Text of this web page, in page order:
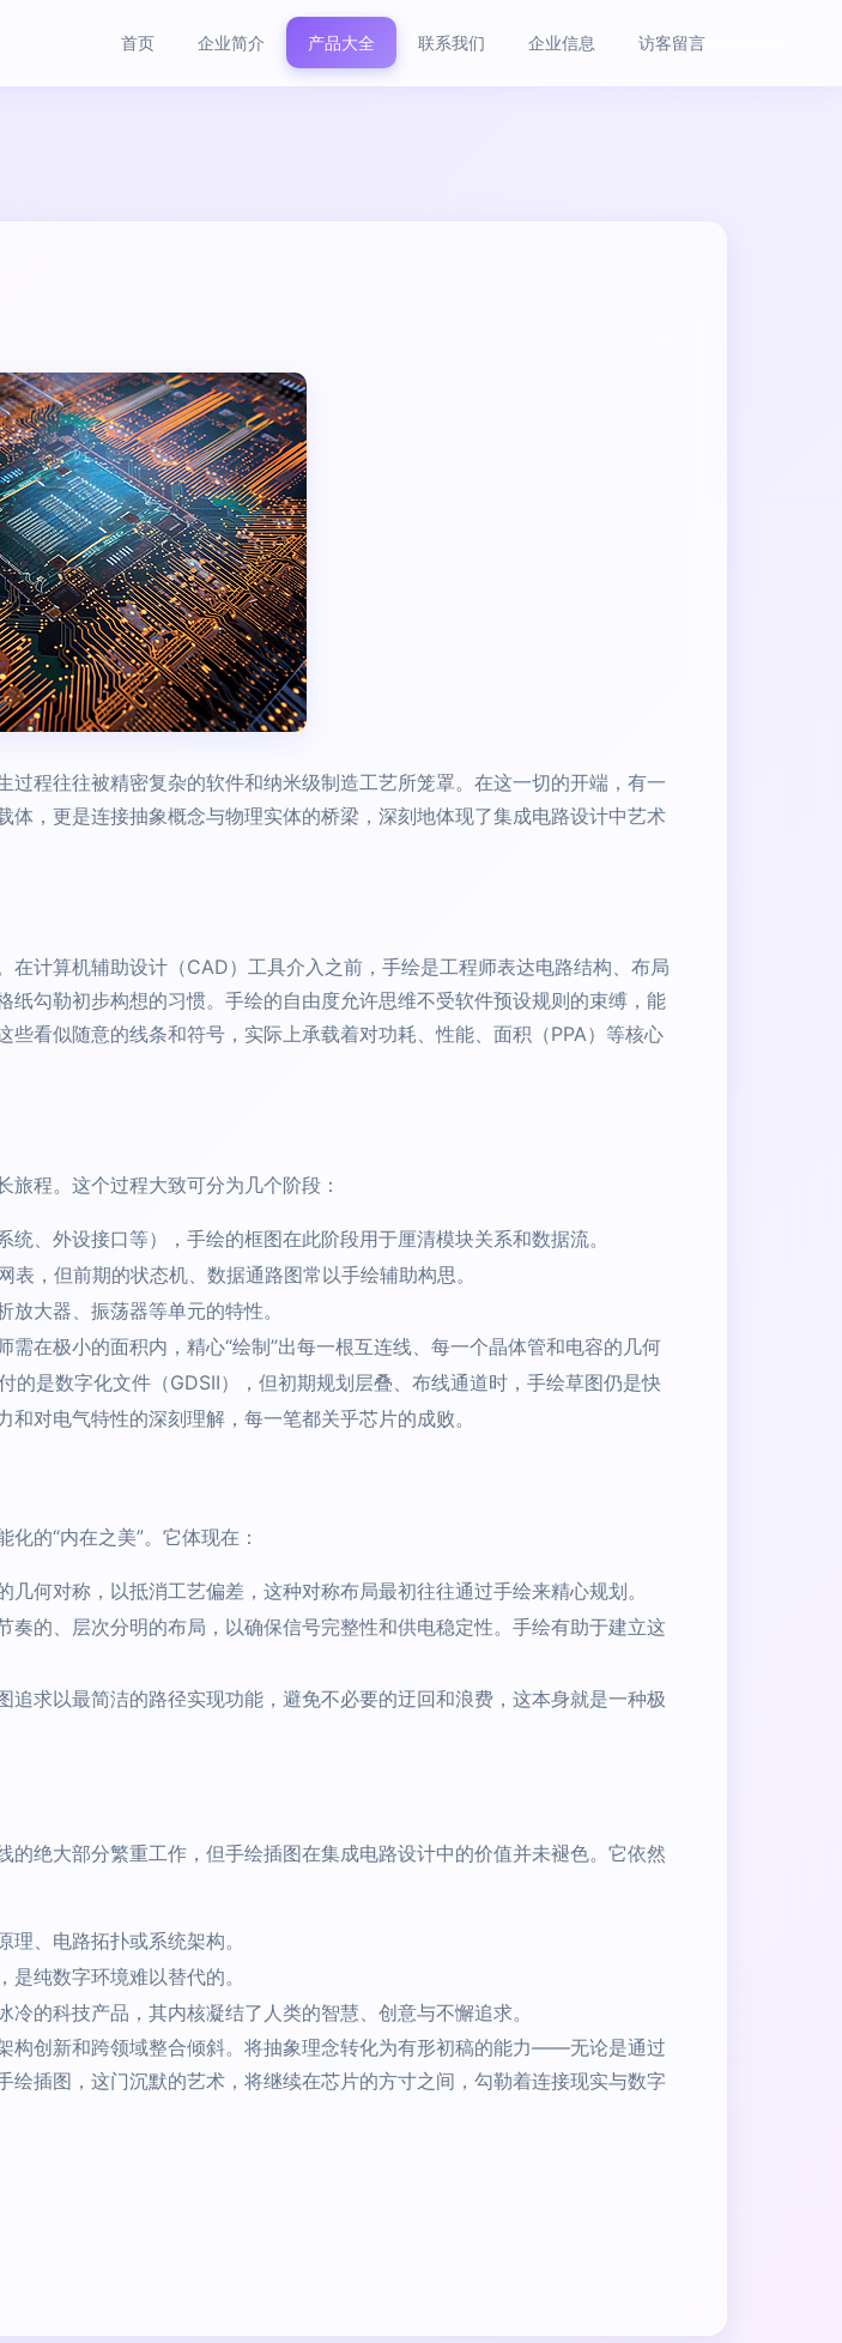
首页 企业简介 产品大全 联系我们 企业信息 访客留言
程往往被精密复杂的软件和纳米级制造工艺所笼罩。在这一切的开端，有一
，更是连接抽象概念与物理实体的桥梁，深刻地体现了集成电路设计中艺术
计算机辅助设计（CAD）工具介入之前，手绘是工程师表达电路结构、布局
勾勒初步构想的习惯。手绘的自由度允许思维不受软件预设规则的束缚，能
看似随意的线条和符号，实际上承载着对功耗、性能、面积（PPA）等核心
程。这个过程大致可分为几个阶段：
、外设接口等），手绘的框图在此阶段用于厘清模块关系和数据流。
，但前期的状态机、数据通路图常以手绘辅助构思。
大器、振荡器等单元的特性。
需在极小的面积内，精心“绘制”出每一根互连线、每一个晶体管和电容的几何
是数字化文件（GDSII），但初期规划层叠、布线通道时，手绘草图仍是快
对电气特性的深刻理解，每一笔都关乎芯片的成败。
的“内在之美”。它体现在：
何对称，以抵消工艺偏差，这种对称布局最初往往通过手绘来精心规划。
奏的、层次分明的布局，以确保信号完整性和供电稳定性。手绘有助于建立这
追求以最简洁的路径实现功能，避免不必要的迂回和浪费，这本身就是一种极
绝大部分繁重工作，但手绘插图在集成电路设计中的价值并未褪色。它依然
理、电路拓扑或系统架构。
是纯数字环境难以替代的。
的科技产品，其内核凝结了人类的智慧、创意与不懈追求。
构创新和跨领域整合倾斜。将抽象理念转化为有形初稿的能力——无论是通过
插图，这门沉默的艺术，将继续在芯片的方寸之间，勾勒着连接现实与数字